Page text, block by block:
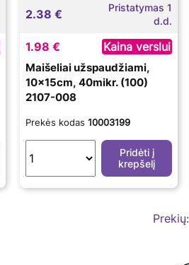
2.38 €
Pristatymas 1
d.d.
1.98 € Kaina verslui
Maišeliai užspaudžiami,
10x15cm, 40mikr. (100)
2107-008
Prekės kodas10003199
Pridėti į
krepšelį
Prekių: